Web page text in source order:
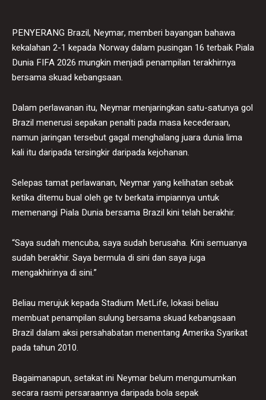
PENYERANG Brazil, Neymar, memberi bayangan bahawa
kekalahan 2-1 kepada Norway dalam pusingan 16 terbaik Piala
Dunia FIFA 2026 mungkin menjadi penampilan terakhirnya
bersama skuad kebangsaan.
Dalam perlawanan itu, Neymar menjaringkan satu-satunya gol
Brazil menerusi sepakan penalti pada masa kecederaan,
namun jaringan tersebut gagal menghalang juara dunia lima
kali itu daripada tersingkir daripada kejohanan.
Selepas tamat perlawanan, Neymar yang kelihatan sebak
ketika ditemu bual oleh ge tv berkata impiannya untuk
memenangi Piala Dunia bersama Brazil kini telah berakhir.
“Saya sudah mencuba, saya sudah berusaha. Kini semuanya
sudah berakhir. Saya bermula di sini dan saya juga
mengakhirinya di sini.”
Beliau merujuk kepada Stadium MetLife, lokasi beliau
membuat penampilan sulung bersama skuad kebangsaan
Brazil dalam aksi persahabatan menentang Amerika Syarikat
pada tahun 2010.
Bagaimanapun, setakat ini Neymar belum mengumumkan
secara rasmi persaraannya daripada bola sepak